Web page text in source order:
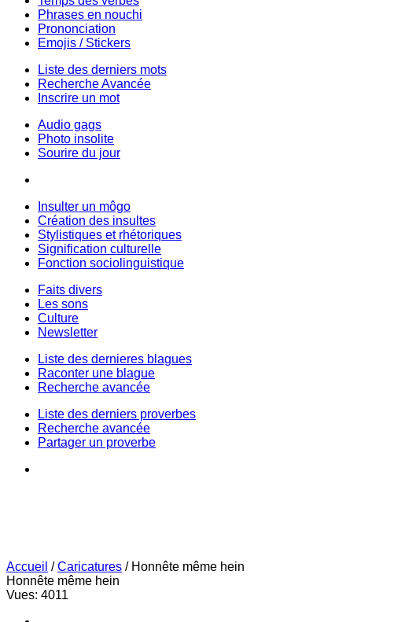
Phrases en nouchi
Prononciation
Emojis / Stickers
Liste des derniers mots
Recherche Avancée
Inscrire un mot
Audio gags
Photo insolite
Sourire du jour
Insulter un môgo
Création des insultes
Stylistiques et rhétoriques
Signification culturelle
Fonction sociolinguistique
Faits divers
Les sons
Culture
Newsletter
Liste des dernieres blagues
Raconter une blague
Recherche avancée
Liste des derniers proverbes
Recherche avancée
Partager un proverbe
Accueil /Caricatures / Honnête même hein
Honnête même hein
Vues: 4011